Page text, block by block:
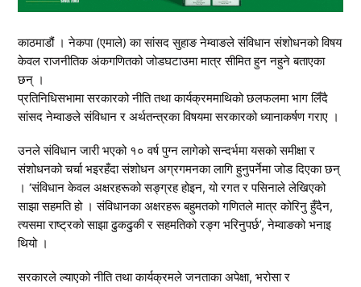
काठमाडौं । नेकपा (एमाले) का सांसद सुहाङ नेम्वाङले संविधान संशोधनको विषय
केवल राजनीतिक अंकगणितको जोडघटाउमा मात्र सीमित हुन नहुने बताएका
छन् ।
प्रतिनिधिसभामा सरकारको नीति तथा कार्यक्रममाथिको छलफलमा भाग लिँदै
सांसद नेम्वाङले संविधान र अर्थतन्त्रका विषयमा सरकारको ध्यानाकर्षण गराए ।
उनले संविधान जारी भएको १० वर्ष पुग्न लागेको सन्दर्भमा यसको समीक्षा र
संशोधनको चर्चा भइरहँदा संशोधन अग्रगमनका लागि हुनुपर्नेमा जोड दिएका छन्
। ‘संविधान केवल अक्षरहरूको सङ्ग्रह होइन, यो रगत र पसिनाले लेखिएको
साझा सहमति हो । संविधानका अक्षरहरू बहुमतको गणितले मात्र कोरिनु हुँदैन,
त्यसमा राष्ट्रको साझा ढुकढुकी र सहमतिको रङ्ग भरिनुपर्छ’, नेम्वाङको भनाइ
थियो ।
सरकारले ल्याएको नीति तथा कार्यक्रमले जनताका अपेक्षा, भरोसा र